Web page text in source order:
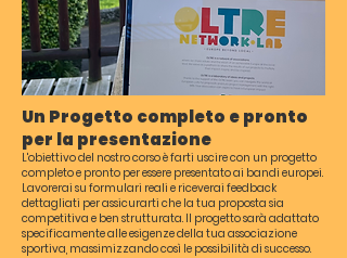
Un Progetto completo e pronto
per la presentazione
L'obiettivo del nostro corso è farti uscire con un progetto
completo e pronto per essere presentato ai bandi europei.
Lavorerai su formulari reali e riceverai feedback
dettagliati per assicurarti che la tua proposta sia
competitiva e ben strutturata. Il progetto sarà adattato
specificamente alle esigenze della tua associazione
sportiva, massimizzando così le possibilità di successo.